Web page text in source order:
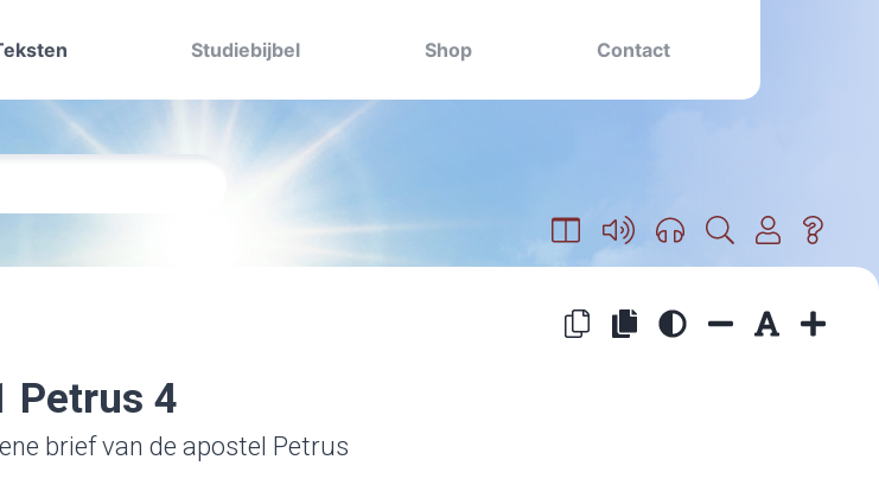
Studiebijbel Shop Contact
Petrus 4
brief van de apostel Petrus